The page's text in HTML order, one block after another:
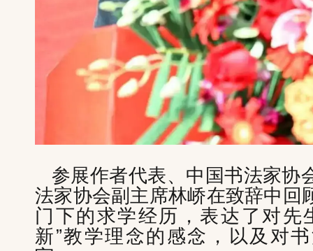
参展作者代表、中国书法家协
法家协会副主席林峤在致辞中回
门下的求学经历，表达了对先
新”教学理念的感念，以及对